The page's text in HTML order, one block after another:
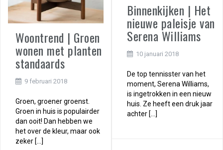
Woontrend | Groen
wonen met planten
standaards
9 februari 2018
Groen, groener groenst.
Groen in huis is populairder
dan ooit! Dan hebben we
het over de kleur, maar ook
zeker […]
Binnenkijken | Het
nieuwe paleisje van
Serena Williams
10 januari 2018
De top tennisster van het
moment, Serena Williams,
is ingetrokken in een nieuw
huis. Ze heeft een druk jaar
achter […]